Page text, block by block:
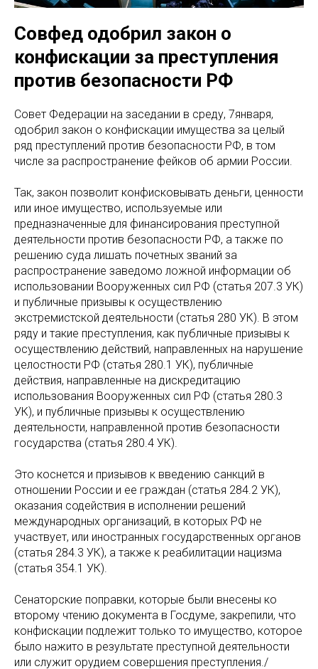
Совфед одобрил закон о
конфискации за преступления
против безопасности РФ
Совет Федерации на заседании в среду, 7января,
одобрил закон о конфискации имущества за целый
ряд преступлений против безопасности РФ, в том
числе за распространение фейков об армии России.
Так, закон позволит конфисковывать деньги, ценности
или иное имущество, используемые или
предназначенные для финансирования преступной
деятельности против безопасности РФ, а также по
решению суда лишать почетных званий за
распространение заведомо ложной информации об
использовании Вооруженных сил РФ (статья 207.3 УК)
и публичные призывы к осуществлению
экстремистской деятельности (статья 280 УК). В этом
ряду и такие преступления, как публичные призывы к
осуществлению действий, направленных на нарушение
целостности РФ (статья 280.1 УК), публичные
действия, направленные на дискредитацию
использования Вооруженных сил РФ (статья 280.3
УК), и публичные призывы к осуществлению
деятельности, направленной против безопасности
государства (статья 280.4 УК).
Это коснется и призывов к введению санкций в
отношении России и ее граждан (статья 284.2 УК),
оказания содействия в исполнении решений
международных организаций, в которых РФ не
участвует, или иностранных государственных органов
(статья 284.3 УК), а также к реабилитации нацизма
(статья 354.1 УК).
Сенаторские поправки, которые были внесены ко
второму чтению документа в Госдуме, закрепили, что
конфискации подлежит только то имущество, которое
было нажито в результате преступной деятельности
или служит орудием совершения преступления./